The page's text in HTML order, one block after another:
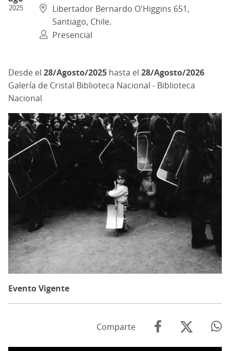
2025
Libertador Bernardo O'Higgins 651,
Santiago, Chile.
Presencial
28/Agosto/2025 hasta el 28/Agosto/2026
Galería de Cristal Biblioteca Nacional - Biblioteca
Nacional
Evento Vigente
Comparte